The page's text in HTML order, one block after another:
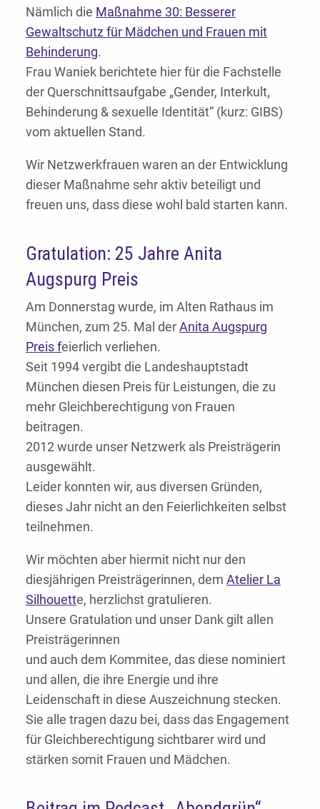
Nämlich die Maßnahme 30: Besserer
Gewaltschutz für Mädchen und Frauen mit
Behinderung.
Frau Waniek berichtete hier für die Fachstelle
der Querschnittsaufgabe „Gender, Interkult,
Behinderung & sexuelle Identität“ (kurz: GIBS)
vom aktuellen Stand.
Wir Netzwerkfrauen waren an der Entwicklung
dieser Maßnahme sehr aktiv beteiligt und
freuen uns, dass diese wohl bald starten kann.
Gratulation: 25 Jahre Anita
Augspurg Preis
Am Donnerstag wurde, im Alten Rathaus im
München, zum 25. Mal derAnita Augspurg
Preis feierlich verliehen.
Seit 1994 vergibt die Landeshauptstadt
München diesen Preis für Leistungen, die zu
mehr Gleichberechtigung von Frauen
beitragen.
2012 wurde unser Netzwerk als Preisträgerin
ausgewählt.
Leider konnten wir, aus diversen Gründen,
dieses Jahr nicht an den Feierlichkeiten selbst
teilnehmen.
Wir möchten aber hiermit nicht nur den
diesjährigen Preisträgerinnen, dem Atelier La
Silhouette, herzlichst gratulieren.
Unsere Gratulation und unser Dank gilt allen
Preisträgerinnen
und auch dem Kommitee, das diese nominiert
und allen, die ihre Energie und ihre
Leidenschaft in diese Auszeichnung stecken.
Sie alle tragen dazu bei, dass das Engagement
für Gleichberechtigung sichtbarer wird und
stärken somit Frauen und Mädchen.